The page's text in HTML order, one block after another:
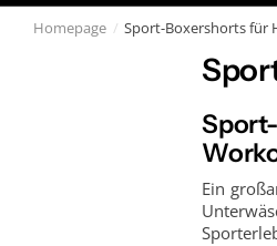
Homepage Sport-Boxershorts für
Ein